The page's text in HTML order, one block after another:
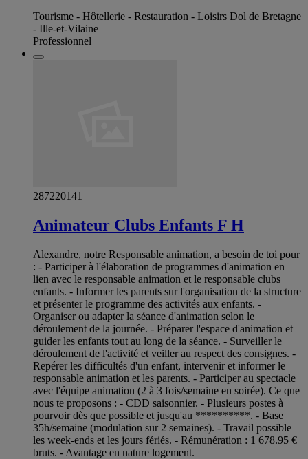
Tourisme - Hôtellerie - Restauration - Loisirs Dol de Bretagne
- Ille-et-Vilaine
Professionnel
287220141
Animateur Clubs Enfants F H
Alexandre, notre Responsable animation, a besoin de toi pour
: - Participer à l'élaboration de programmes d'animation en
lien avec le responsable animation et le responsable clubs
enfants. - Informer les parents sur l'organisation de la structure
et présenter le programme des activités aux enfants. -
Organiser ou adapter la séance d'animation selon le
déroulement de la journée. - Préparer l'espace d'animation et
guider les enfants tout au long de la séance. - Surveiller le
déroulement de l'activité et veiller au respect des consignes. -
Repérer les difficultés d'un enfant, intervenir et informer le
responsable animation et les parents. - Participer au spectacle
avec l'équipe animation (2 à 3 fois/semaine en soirée). Ce que
nous te proposons : - CDD saisonnier. - Plusieurs postes à
pourvoir dès que possible et jusqu'au **********. - Base
35h/semaine (modulation sur 2 semaines). - Travail possible
les week-ends et les jours fériés. - Rémunération : 1 678.95 €
bruts. - Avantage en nature logement.